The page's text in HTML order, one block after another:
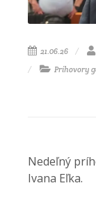
21.06.26
Príhovory
Nedeľný
Ivana Eľka.